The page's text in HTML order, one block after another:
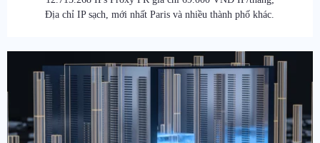
Địa chỉ IP sạch, mới nhất Paris và nhiều thành phố khác.